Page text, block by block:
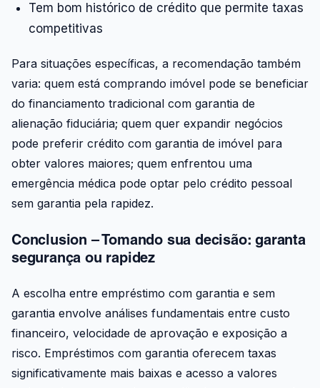
Tem bom histórico de crédito que permite taxas
competitivas
Para situações específicas, a recomendação também
varia: quem está comprando imóvel pode se beneficiar
do financiamento tradicional com garantia de
alienação fiduciária; quem quer expandir negócios
pode preferir crédito com garantia de imóvel para
obter valores maiores; quem enfrentou uma
emergência médica pode optar pelo crédito pessoal
sem garantia pela rapidez.
Conclusion – Tomando sua decisão: garanta
segurança ou rapidez
A escolha entre empréstimo com garantia e sem
garantia envolve análises fundamentais entre custo
financeiro, velocidade de aprovação e exposição a
risco. Empréstimos com garantia oferecem taxas
significativamente mais baixas e acesso a valores